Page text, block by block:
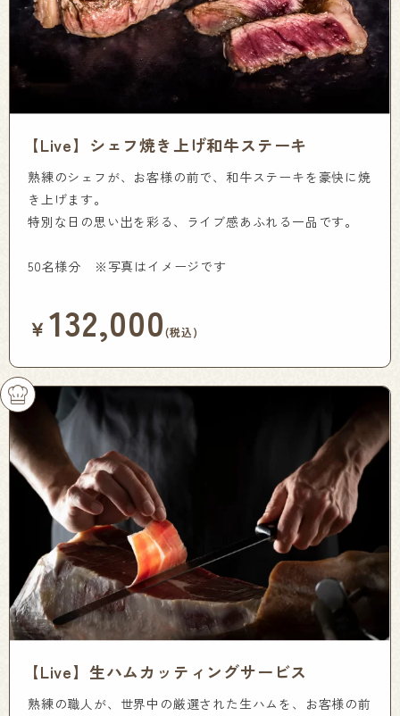
【Live】シェフ焼き上げ和牛ステーキ
熟練のシェフが、お客様の前で、和牛ステーキを豪快に焼
き上げます。
特別な日の思い出を彩る、ライブ感あふれる一品です。
50名様分 ※写真はイメージです
￥132,000(税込)
【Live】生ハムカッティングサービス
熟練の職人が、世界中の厳選された生ハムを、お客様の前